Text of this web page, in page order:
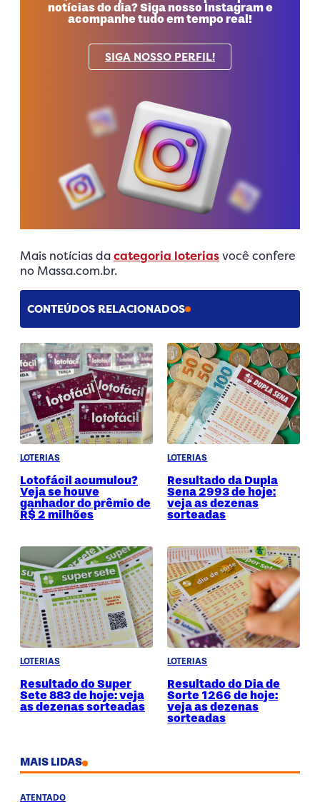
notícias do dia? Siga nosso Instagram e
acompanhe tudo em tempo real!
SIGA NOSSO PERFIL!
Mais notícias dacategoria loteriasvocê confere
no Massa.com.br.
CONTEÚDOS RELACIONADOS
LOTERIAS
Lotofácil acumulou?
Veja se houve
ganhador do prêmio de
R$ 2 milhões
LOTERIAS
Resultado da Dupla
Sena 2993 de hoje:
veja as dezenas
sorteadas
LOTERIAS
Resultado do Super
Sete 883 de hoje: veja
as dezenas sorteadas
LOTERIAS
Resultado do Dia de
Sorte 1266 de hoje:
veja as dezenas
sorteadas
MAIS LIDAS
ATENTADO